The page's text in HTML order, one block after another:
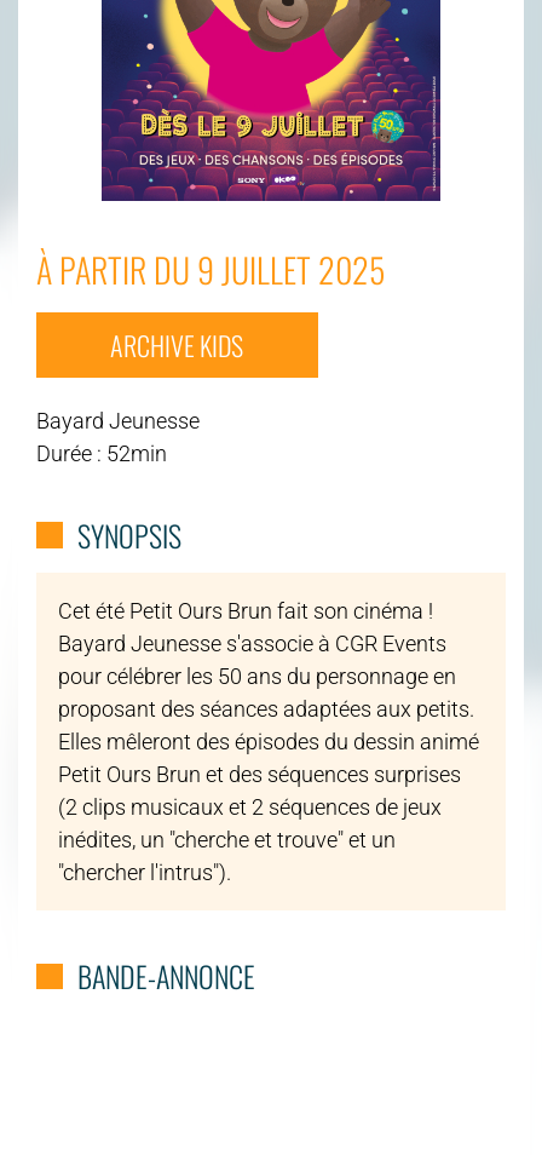
À PARTIR DU 9 JUILLET 2025
ARCHIVE KIDS
Bayard Jeunesse
Durée : 52min
SYNOPSIS
Cet été Petit Ours Brun fait son cinéma !
Bayard Jeunesse s'associe à CGR Events
pour célébrer les 50 ans du personnage en
proposant des séances adaptées aux petits.
Elles mêleront des épisodes du dessin animé
Petit Ours Brun et des séquences surprises
(2 clips musicaux et 2 séquences de jeux
inédites, un "cherche et trouve" et un
"chercher l'intrus").
BANDE-ANNONCE